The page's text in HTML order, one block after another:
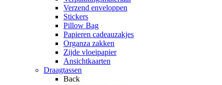
Verzend enveloppen
Stickers
Pillow Bag
Papieren cadeauzakjes
Organza zakken
Zijde vloeipapier
Ansichtkaarten
Draagtassen
Back